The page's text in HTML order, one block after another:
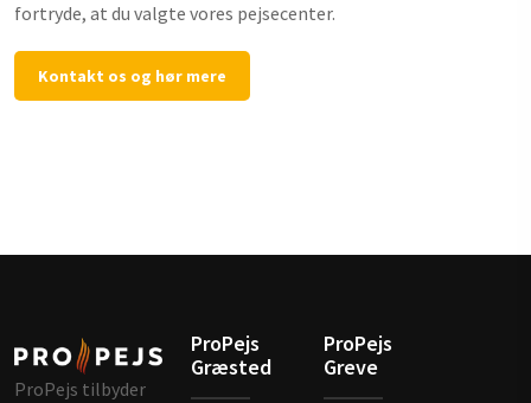
fortryde, at du valgte vores pejsecenter.
Kontakt os og hør mere
ProPejs tilbyder
ProPejs
Græsted
ProPejs
Greve